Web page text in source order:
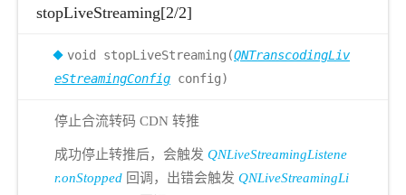
stopLiveStreaming[2/2]
void stopLiveStreaming(QNTranscodingLiv
eStreamingConfig config)
停止合流转码 CDN 转推
成功停止转推后，会触发 QNLiveStreamingListene
r.onStopped 回调，出错会触发 QNLiveStreamingLi